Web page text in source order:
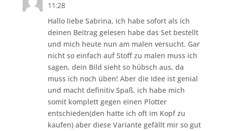
11:28
Hallo liebe Sabrina, ich habe sofort als ich
deinen Beitrag gelesen habe das Set bestellt
und mich heute nun am malen versucht. Gar
nicht so einfach auf Stoff zu malen muss ich
sagen, dein Bild sieht so hübsch aus, da
muss ich noch üben! Aber die Idee ist genial
und macht definitiv Spaß, ich habe mich
somit komplett gegen einen Plotter
entschieden(den hatte ich oft im Kopf zu
kaufen) aber diese Variante gefällt mir so gut